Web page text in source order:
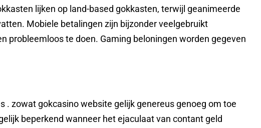
lijken op land-based gokkasten, terwijl geanimeerde
Mobiele betalingen zijn bijzonder veelgebruikt
probleemloos te doen. Gaming beloningen worden gegeven
zowat gokcasino website gelijk genereus genoeg om toe
beperkend wanneer het ejaculaat van contant geld